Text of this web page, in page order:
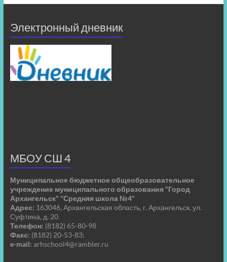
Электронный дневник
МБОУ СШ 4
Муниципальное бюджетное общеобразовательное
учреждение муниципального образования "Город
Архангельск" "Средняя школа №4"
Адрес: 163046, Архангельская область, г. Архангельск, ул.
Суфтина, д. 20
Телефон: (8182) 65-80-98
Факс: (8182) 20-53-83;
e-mail: arhschool4@rambler.ru